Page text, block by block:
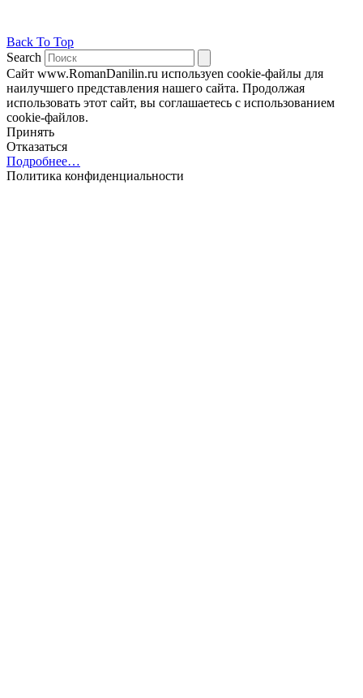
Back To Top
Search
Сайт www.RomanDanilin.ru используеn cookie-файлы для
наилучшего представления нашего сайта. Продолжая
использовать этот сайт, вы соглашаетесь с использованием
cookie-файлов.
Принять
Отказаться
Подробнее…
Политика конфиденциальности